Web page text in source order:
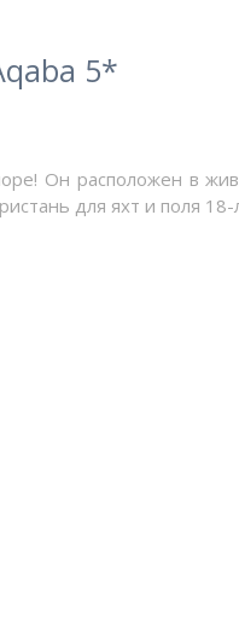
5*
Он расположен в
для яхт и поля